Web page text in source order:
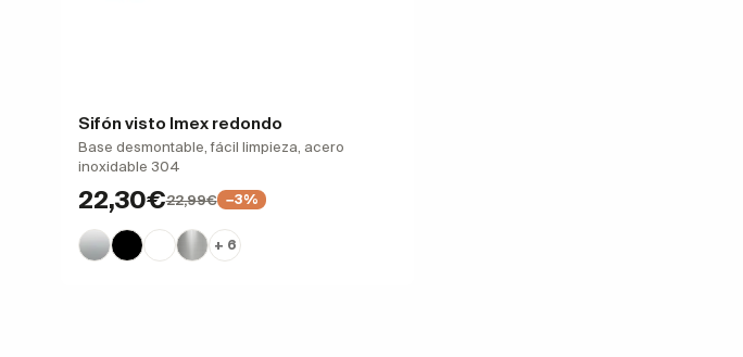
Sifón visto Imex redondo
Base desmontable, fácil limpieza, acero
inoxidable 304
22,30€22,99€ −3%
+ 6